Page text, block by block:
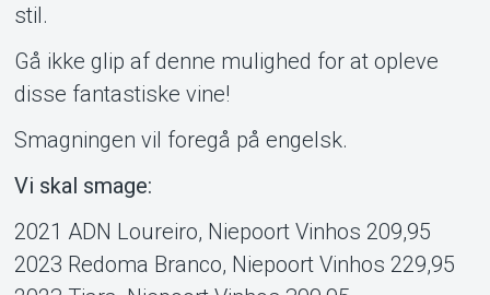
stil.
Gå ikke glip af denne mulighed for at opleve
disse fantastiske vine!
Smagningen vil foregå på engelsk.
Vi skal smage:
2021 ADN Loureiro, Niepoort Vinhos 209,95
2023 Redoma Branco, Niepoort Vinhos 229,95